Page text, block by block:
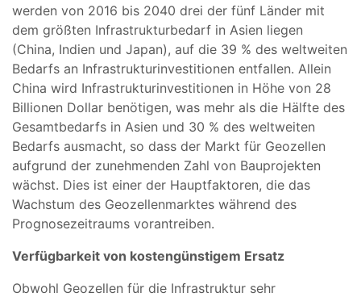
werden von 2016 bis 2040 drei der fünf Länder mit
dem größten Infrastrukturbedarf in Asien liegen
(China, Indien und Japan), auf die 39 % des weltweiten
Bedarfs an Infrastrukturinvestitionen entfallen. Allein
China wird Infrastrukturinvestitionen in Höhe von 28
Billionen Dollar benötigen, was mehr als die Hälfte des
Gesamtbedarfs in Asien und 30 % des weltweiten
Bedarfs ausmacht, so dass der Markt für Geozellen
aufgrund der zunehmenden Zahl von Bauprojekten
wächst. Dies ist einer der Hauptfaktoren, die das
Wachstum des Geozellenmarktes während des
Prognosezeitraums vorantreiben.
Verfügbarkeit von kostengünstigem Ersatz
Obwohl Geozellen für die Infrastruktur sehr